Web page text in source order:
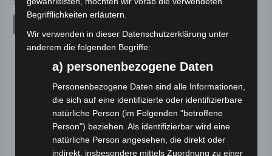
mit
0
*
VS2
0
VS2
Begrifflichkeiten erläutern.
Wir verwenden in dieser Datenschutzerklärung unter
anderem die folgenden Begriffe:
a) personenbezogene Daten
Personenbezogene Daten sind alle Informationen,
die sich auf eine identifizierte oder identifizierbare
natürliche Person (im Folgenden "betroffene
Person") beziehen. Als identifizierbar wird eine
natürliche Person angesehen, die direkt oder
indirekt, insbesondere mittels Zuordnung zu einer